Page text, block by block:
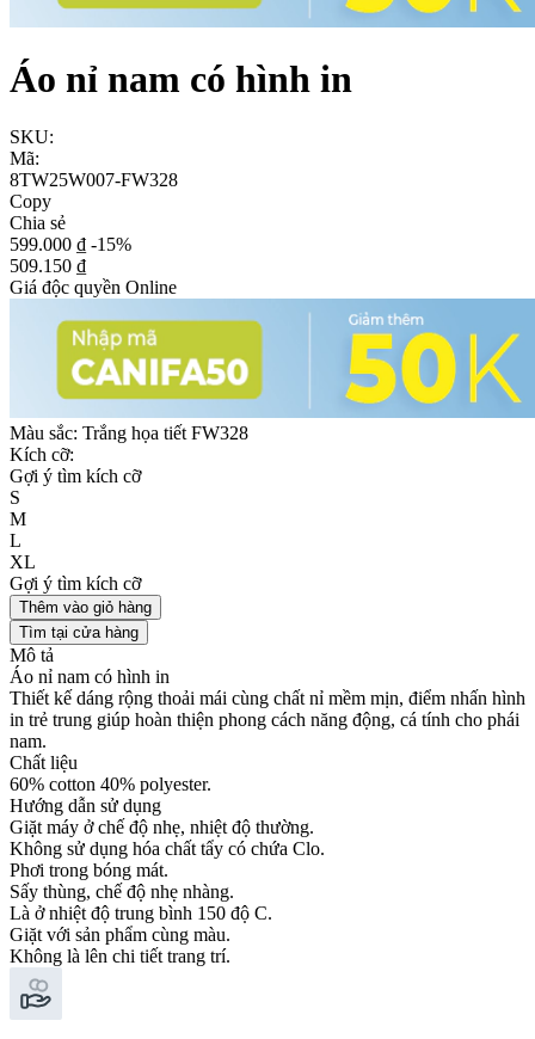
Áo nỉ nam có hình in
SKU:
Mã:
8TW25W007-FW328
Copy
Chia sẻ
599.000 ₫ -15%
509.150 ₫
Giá độc quyền Online
Màu sắc: Trắng họa tiết FW328
Kích cỡ:
Gợi ý tìm kích cỡ
S
M
L
XL
Gợi ý tìm kích cỡ
Thêm vào giỏ hàng
Tìm tại cửa hàng
Mô tả
Áo nỉ nam có hình in
Thiết kế dáng rộng thoải mái cùng chất nỉ mềm mịn, điểm nhấn hình
in trẻ trung giúp hoàn thiện phong cách năng động, cá tính cho phái
nam.
Chất liệu
60% cotton 40% polyester.
Hướng dẫn sử dụng
Giặt máy ở chế độ nhẹ, nhiệt độ thường.
Không sử dụng hóa chất tẩy có chứa Clo.
Phơi trong bóng mát.
Sấy thùng, chế độ nhẹ nhàng.
Là ở nhiệt độ trung bình 150 độ C.
Giặt với sản phẩm cùng màu.
Không là lên chi tiết trang trí.